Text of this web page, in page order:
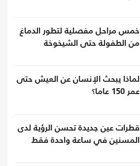
خمس مراحل مفصلية لتطور الدماغ
من الطفولة حتى الشيخوخة
لماذا يبحث الإنسان عن العيش حتى
عمر 150 عاما؟
قطرات عين جديدة تحسن الرؤية لدى
المسنين في ‏ساعة واحدة فقط